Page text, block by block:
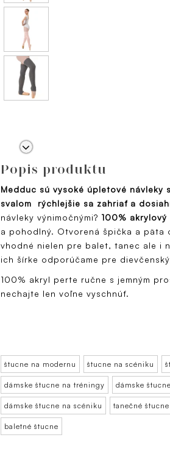
Popis produktu
Medduc sú vysoké úpletové návleky
svalom rýchlejšie sa zahriať a
návleky výnimočnými? 100% akrylový
a pohodlný. Otvorená špička a päta
vhodné nielen pre balet, tanec ale i
ich šírke odporúčame pre
100% akryl perte ručne s jemným
nechajte len voľne vyschnúť.
štucne na modernu štucne na scéniku
dámske štucne na tréningy dámske
dámske štucne na scéniku tanečné
baletné štucne